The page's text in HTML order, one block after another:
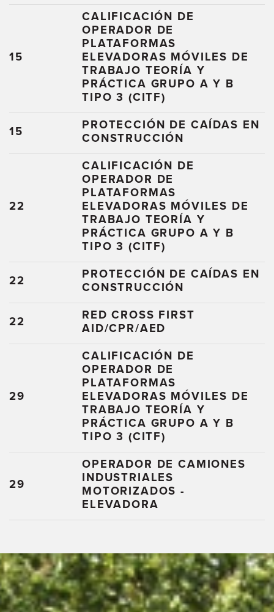
15
CALIFICACIÓN DE
OPERADOR DE
PLATAFORMAS
ELEVADORAS MÓVILES DE
TRABAJO TEORÍA Y
PRÁCTICA GRUPO A Y B
TIPO 3 (CITF)
15
PROTECCIÓN DE CAÍDAS EN
CONSTRUCCIÓN
22
CALIFICACIÓN DE
OPERADOR DE
PLATAFORMAS
ELEVADORAS MÓVILES DE
TRABAJO TEORÍA Y
PRÁCTICA GRUPO A Y B
TIPO 3 (CITF)
22
PROTECCIÓN DE CAÍDAS EN
CONSTRUCCIÓN
22
RED CROSS FIRST
AID/CPR/AED
29
CALIFICACIÓN DE
OPERADOR DE
PLATAFORMAS
ELEVADORAS MÓVILES DE
TRABAJO TEORÍA Y
PRÁCTICA GRUPO A Y B
TIPO 3 (CITF)
29
OPERADOR DE CAMIONES
INDUSTRIALES
MOTORIZADOS -
ELEVADORA